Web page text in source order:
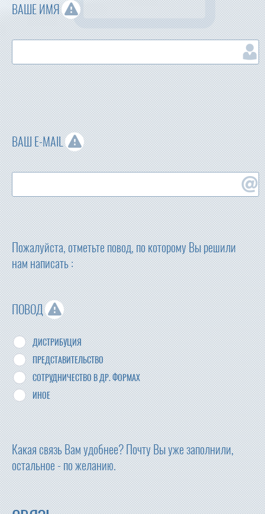
ВАШЕ ИМЯ
ВАШ E-MAIL
ПОВОД
ДИСТРИБУЦИЯ
ПРЕДСТАВИТЕЛЬСТВО
СОТРУДНИЧЕСТВО В ДР. ФОРМАХ
ИНОЕ
Пожалуйста, отметьте повод, по которому Вы решили
нам написать :
Какая связь Вам удобнее? Почту Вы уже заполнили,
остальное - по желанию.